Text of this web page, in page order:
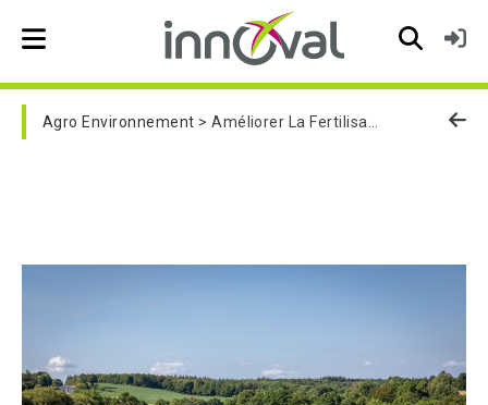
Skip to main navigation
Agro Environnement Améliorer La Fertilisation Azotée Et Réduire Les Fuites D'azote Sur Son Exploitation : Initiation (MAEC23-27)